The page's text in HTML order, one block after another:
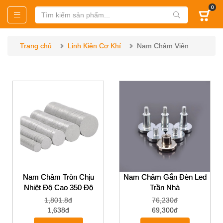
0
Trang chủ Linh Kiện Cơ Khí Nam Châm Viên
Nam Châm Tròn Chịu
Nhiệt Độ Cao 350 Độ
1,801.8đ
1,638đ
2/3/4/5/6/8/10/12/15/16mm
Nam Châm Gắn Đèn Led
Trần Nhà
76,230đ
69,300đ